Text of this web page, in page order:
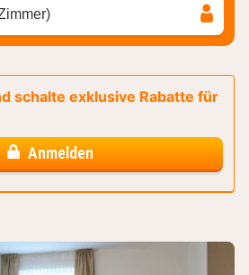
schalte exklusive Rabatte für
Anmelden